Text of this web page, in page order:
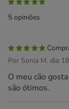
5 opiniões
Por Sonia M. dia
O meu cão
são ótimos.